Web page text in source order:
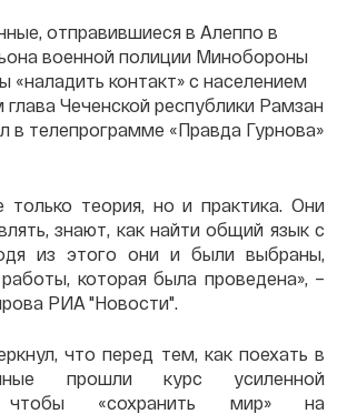
отправившиеся в Алеппо в
военной полиции Минобороны
«наладить контакт» с населением
Чеченской республики Рамзан
в телепрограмме «Правда Гурнова»
только теория, но и практика. Они
знают, как найти общий язык с
из этого они и были выбраны,
которая была проведена», –
РИА "Новости".
что перед тем, как поехать в
прошли курс усиленной
чтобы «сохранить мир» на